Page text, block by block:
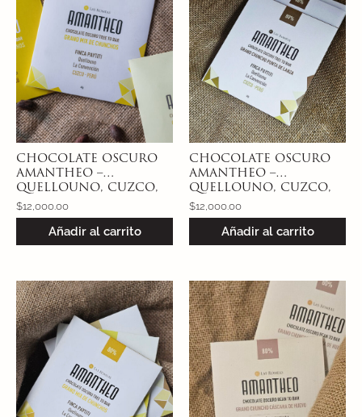
CHOCOLATE OSCURO
AMANTHEO –
QUELLOUNO, CUZCO,
PERÚ 70% – CACAO MIX
DE CHUNCHOS
$12,000.00
Añadir al carrito
CHOCOLATE OSCURO
AMANTHEO –
QUELLOUNO, CUZCO,
PERÚ 80% – CACAO
CHUNCHO PUNTA DE
LANZA
$12,000.00
Añadir al carrito